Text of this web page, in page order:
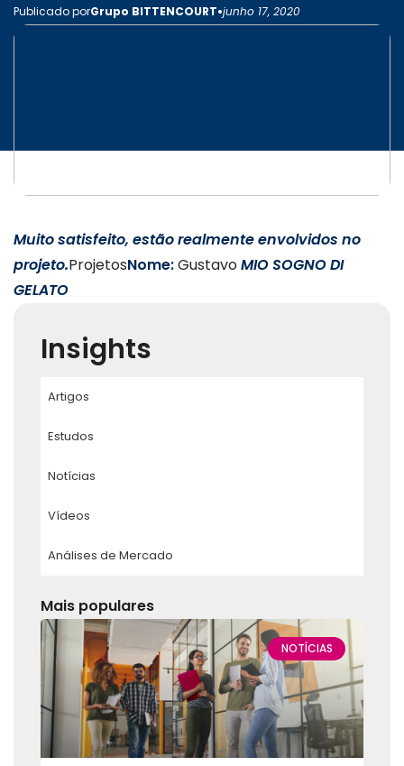
Publicado porGrupo BITTENCOURT•junho 17, 2020
Muito satisfeito, estão realmente envolvidos no
projeto.ProjetosNome:GustavoMIO SOGNO DI
GELATO
Insights
Artigos
Estudos
Notícias
Vídeos
Análises de Mercado
Mais populares
NOTÍCIAS